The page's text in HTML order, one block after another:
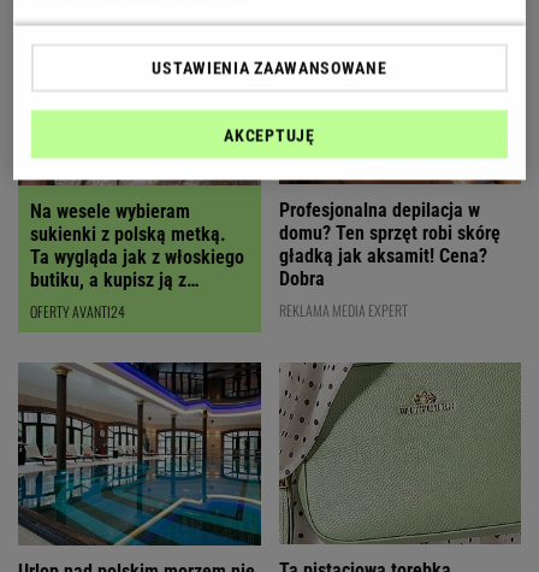
Na wesele wybieram
sukienki z polską metką.
Ta wygląda jak z włoskiego
butiku, a kupisz ją z
RABATEM
OFERTY AVANTI24
Profesjonalna depilacja w
domu? Ten sprzęt robi skórę
gładką jak aksamit! Cena?
Dobra
REKLAMA MEDIA EXPERT
USTAWIENIA ZAAWANSOWANE
AKCEPTUJĘ